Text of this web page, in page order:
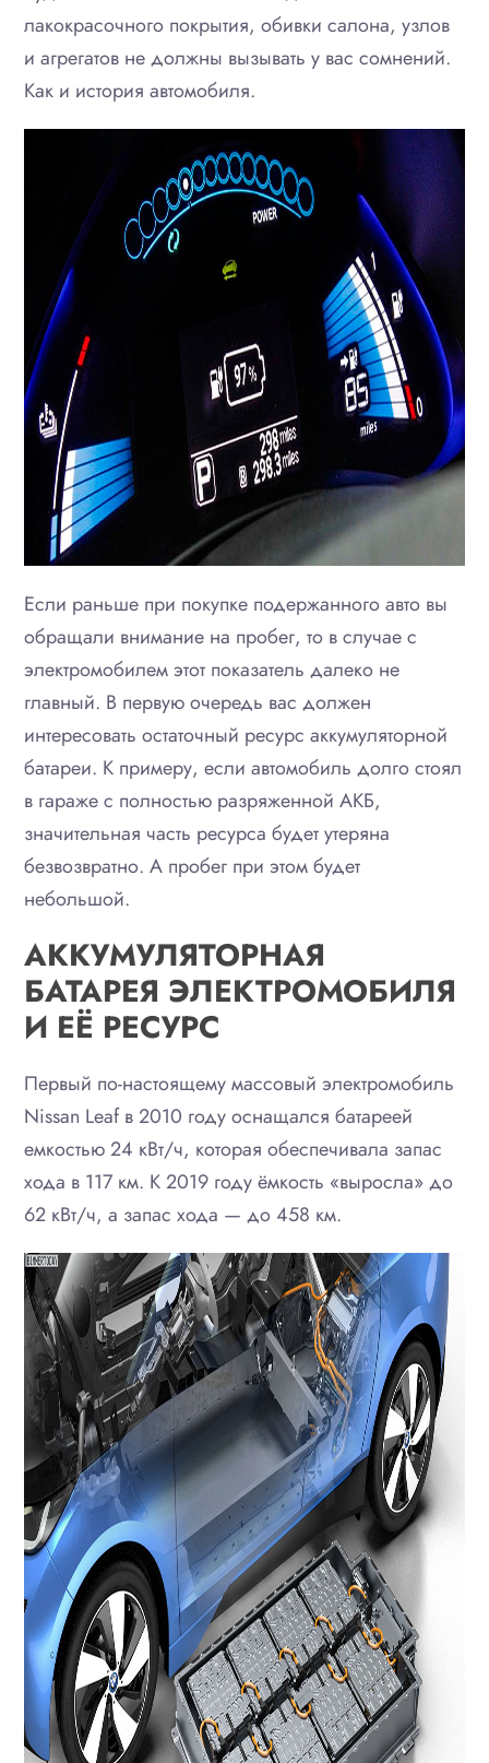
лакокрасочного покрытия, обивки салона, узлов
и агрегатов не должны вызывать у вас сомнений.
Как и история автомобиля.
Если раньше при покупке подержанного авто вы
обращали внимание на пробег, то в случае с
электромобилем этот показатель далеко не
главный. В первую очередь вас должен
интересовать остаточный ресурс аккумуляторной
батареи. К примеру, если автомобиль долго стоял
в гараже с полностью разряженной АКБ,
значительная часть ресурса будет утеряна
безвозвратно. А пробег при этом будет
небольшой.
АККУМУЛЯТОРНАЯ
БАТАРЕЯ ЭЛЕКТРОМОБИЛЯ
И ЕЁ РЕСУРС
Первый по-настоящему массовый электромобиль
Nissan Leaf в 2010 году оснащался батареей
емкостью 24 кВт/ч, которая обеспечивала запас
хода в 117 км. К 2019 году ёмкость «выросла» до
62 кВт/ч, а запас хода — до 458 км.